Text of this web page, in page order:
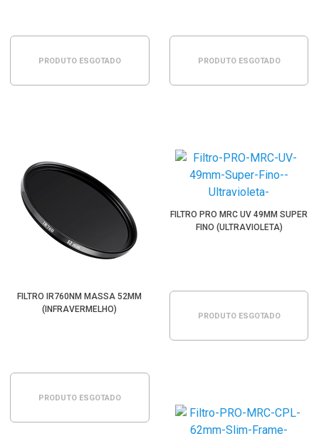
PRODUTO ESGOTADO PRODUTO ESGOTADO
FILTRO IR760NM MASSA 52MM
(INFRAVERMELHO)
PRODUTO ESGOTADO
FILTRO PRO MRC UV 49MM SUPER
FINO (ULTRAVIOLETA)
PRODUTO ESGOTADO